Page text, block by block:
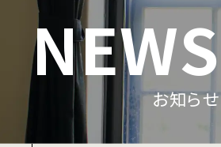
NEWS
お知らせ